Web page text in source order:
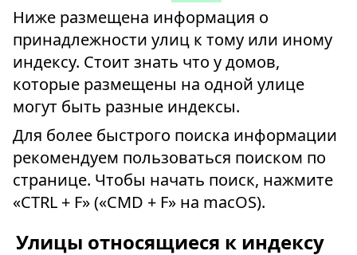
Ниже размещена информация о
принадлежности улиц к тому или иному
индексу. Стоит знать что у домов,
которые размещены на одной улице
могут быть разные индексы.
Для более быстрого поиска информации
рекомендуем пользоваться поиском по
странице. Чтобы начать поиск, нажмите
«CTRL + F» («CMD + F» на macOS).
Улицы относящиеся к индексу